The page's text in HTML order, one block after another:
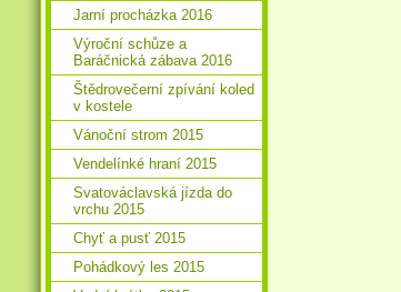
Jarní procházka 2016
Výroční schůze a
Baráčnická zábava 2016
Štědrovečerní zpívání koled
v kostele
Vánoční strom 2015
Vendelínké hraní 2015
Svatováclavská jízda do
vrchu 2015
Chyť a pusť 2015
Pohádkový les 2015